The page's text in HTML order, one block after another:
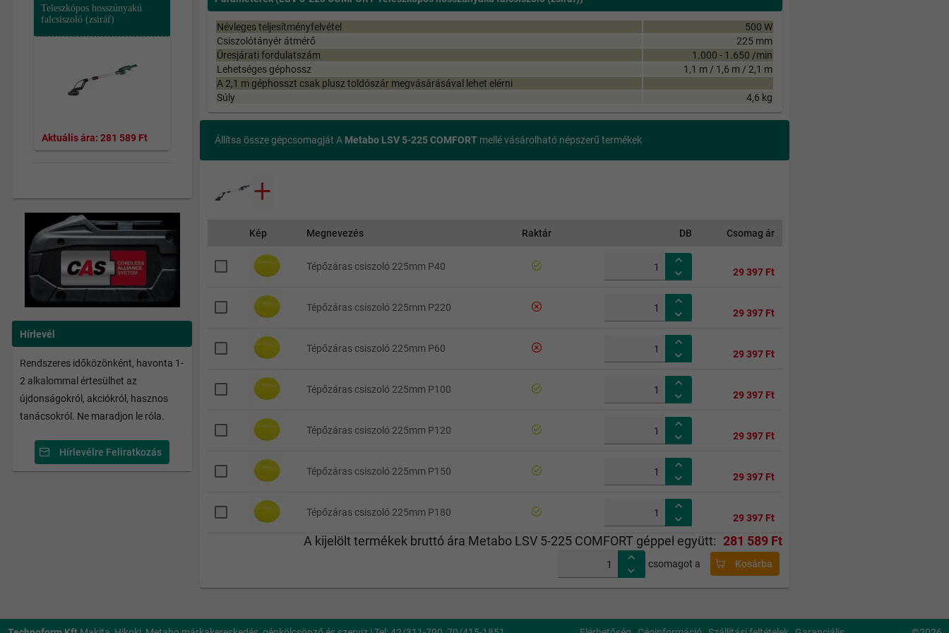
Teleszkópos hosszúnyakú
falcsiszoló (zsiráf)
Aktuális ára: 281 589 Ft
Hírlevél
Rendszeres időközönként, havonta 1-
2 alkalommal értesülhet az
újdonságokról, akciókról, hasznos
tanácsokról. Ne maradjon le róla.
Hírlevélre Feliratkozás
Névleges teljesítményfelvétel
500 W
Csiszolótányér átmérő
225 mm
Üresjárati fordulatszám
1.000 - 1.650 /min
Lehetséges géphossz
1,1 m / 1,6 m / 2,1 m
A 2,1 m géphosszt csak plusz toldószár megvásárásával lehet elérni
Súly
4,6 kg
Állítsa össze gépcsomagját A Metabo LSV 5-225 COMFORTmellé vásárolható népszerű termékek
Kép Megnevezés Raktár DB Csomag ár
Tépőzáras csiszoló 225mm P40 29 397 Ft
Tépőzáras csiszoló 225mm P220 29 397 Ft
Tépőzáras csiszoló 225mm P60 29 397 Ft
Tépőzáras csiszoló 225mm P100 29 397 Ft
Tépőzáras csiszoló 225mm P120 29 397 Ft
Tépőzáras csiszoló 225mm P150 29 397 Ft
Tépőzáras csiszoló 225mm P180 29 397 Ft
A kijelölt termékek bruttó ára Metabo LSV 5-225 COMFORT géppel együtt: 281 589 Ft
csomagot a Kosárba